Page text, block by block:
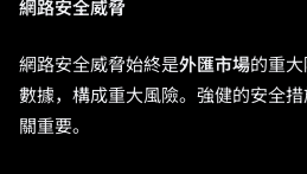
網路安全威脅
網路安全威脅始終是外匯市場的重
數據，構成重大風險。強健的安全
關重要。